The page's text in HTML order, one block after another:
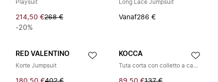
Playsuit
214,50 €268 €
-20%
Long Lace Jumpsuit
Vanaf286 €
RED VALENTINO
Korte Jumpsuit
KOCCA
Tuta corta con colletto a camicia